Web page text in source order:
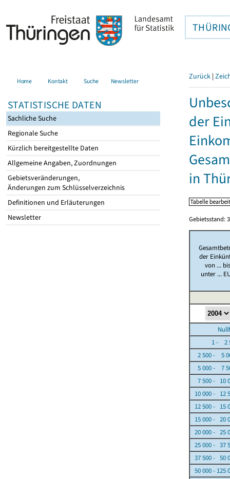
Home Kontakt Suche Newsletter
STATISTISCHE DATEN
Sachliche Suche
Regionale Suche
Kürzlich bereitgestellte Daten
Allgemeine Angaben, Zuordnungen
Gebietsveränderungen,
Änderungen zum Schlüsselverzeichnis
Definitionen und Erläuterungen
Newsletter
Zurück |
der
in
Gebietsstand:
der
von ...
unter ...
1 - 2
2 500 - 5
5 000 - 7
7 500 - 10
10 000 - 12
12 500 - 15
15 000 - 20
20 000 - 25
25 000 - 37
37 500 - 50
50 000 - 125